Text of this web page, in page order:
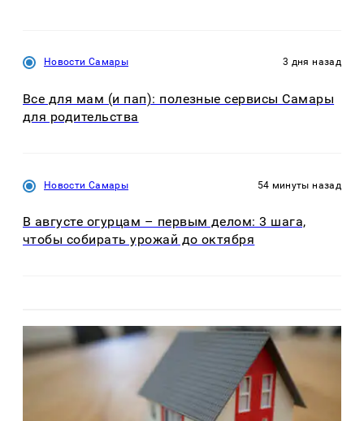
Новости Самары 3 дня назад
Все для мам (и пап): полезные сервисы Самары
для родительства
Новости Самары 54 минуты назад
В августе огурцам – первым делом: 3 шага,
чтобы собирать урожай до октября